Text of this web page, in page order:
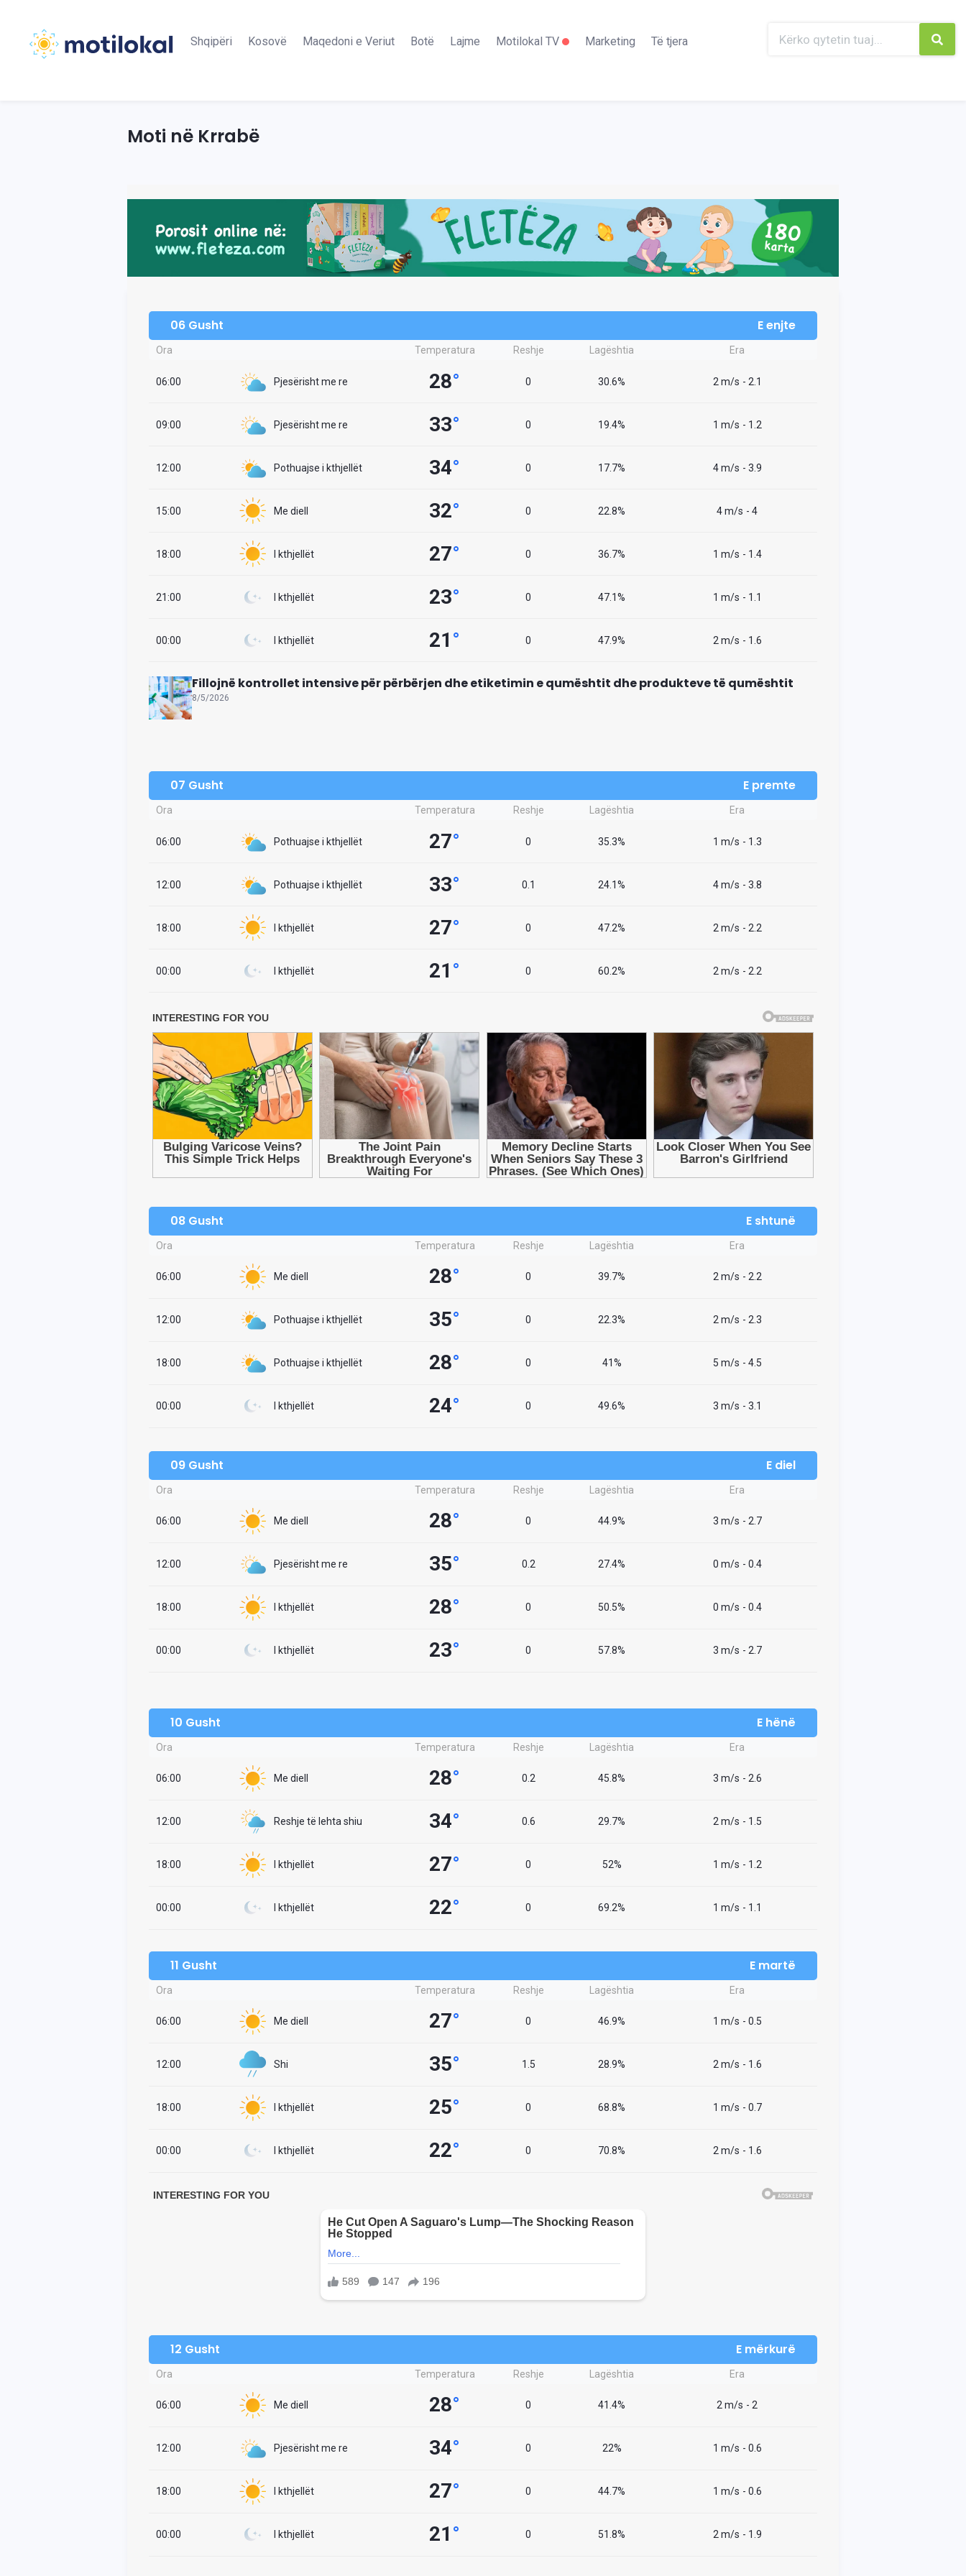
Shqipëri Kosovë Maqedoni e Veriut Botë Lajme Motilokal TV Marketing Të tjera
Moti në Krrabë
06 Gusht E enjte
Ora Temperatura Reshje Lagështia Era
06:00 Pjesërisht me re 28° 0 30.6% 2 m/s - 2.1
09:00 Pjesërisht me re 33° 0 19.4% 1 m/s - 1.2
12:00 Pothuajse i kthjellët 34° 0 17.7% 4 m/s - 3.9
15:00 Me diell 32° 0 22.8% 4 m/s - 4
18:00 I kthjellët 27° 0 36.7% 1 m/s - 1.4
21:00 I kthjellët 23° 0 47.1% 1 m/s - 1.1
00:00 I kthjellët 21 ° 0 47.9% 2 m/s - 1.6
Fillojnë kontrollet intensive për përbërjen dhe etiketimin e qumështit dhe produkteve të qumështit
8/5/2026
07 Gusht E premte
Ora Temperatura Reshje Lagështia Era
06:00 Pothuajse i kthjellët 27° 0 35.3% 1 m/s - 1.3
12:00 Pothuajse i kthjellët 33° 0.1 24.1% 4 m/s - 3.8
18:00 I kthjellët 27° 0 47.2% 2 m/s - 2.2
00:00 I kthjellët 21 ° 0 60.2% 2 m/s - 2.2
08 Gusht E shtunë
Ora Temperatura Reshje Lagështia Era
06:00 Me diell 28° 0 39.7% 2 m/s - 2.2
12:00 Pothuajse i kthjellët 35° 0 22.3% 2 m/s - 2.3
18:00 Pothuajse i kthjellët 28° 0 41% 5 m/s - 4.5
00:00 I kthjellët 24° 0 49.6% 3 m/s - 3.1
09 Gusht E diel
Ora Temperatura Reshje Lagështia Era
06:00 Me diell 28° 0 44.9% 3 m/s - 2.7
12:00 Pjesërisht me re 35° 0.2 27.4% 0 m/s - 0.4
18:00 I kthjellët 28° 0 50.5% 0 m/s - 0.4
00:00 I kthjellët 23° 0 57.8% 3 m/s - 2.7
10 Gusht E hënë
Ora Temperatura Reshje Lagështia Era
06:00 Me diell 28° 0.2 45.8% 3 m/s - 2.6
12:00 Reshje të lehta shiu 34° 0.6 29.7% 2 m/s - 1.5
18:00 I kthjellët 27° 0 52% 1 m/s - 1.2
00:00 I kthjellët 22° 0 69.2% 1 m/s - 1.1
11 Gusht E martë
Ora Temperatura Reshje Lagështia Era
06:00 Me diell 27° 0 46.9% 1 m/s - 0.5
12:00 Shi 35° 1.5 28.9% 2 m/s - 1.6
18:00 I kthjellët 25° 0 68.8% 1 m/s - 0.7
00:00 I kthjellët 22° 0 70.8% 2 m/s - 1.6
12 Gusht E mërkurë
Ora Temperatura Reshje Lagështia Era
06:00 Me diell 28° 0 41.4% 2 m/s - 2
12:00 Pjesërisht me re 34° 0 22% 1 m/s - 0.6
18:00 I kthjellët 27° 0 44.7% 1 m/s - 0.6
00:00 I kthjellët 21 ° 0 51.8% 2 m/s - 1.9